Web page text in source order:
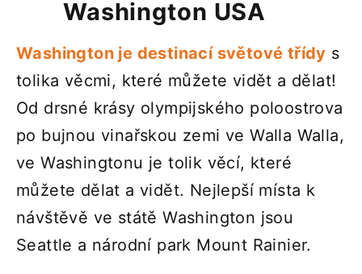
Washington USA
Washington je destinací světové třídy s
tolika věcmi, které můžete vidět a dělat!
Od drsné krásy olympijského poloostrova
po bujnou vinařskou zemi ve Walla Walla,
ve Washingtonu je tolik věcí, které
můžete dělat a vidět. Nejlepší místa k
návštěvě ve státě Washington jsou
Seattle a národní park Mount Rainier.